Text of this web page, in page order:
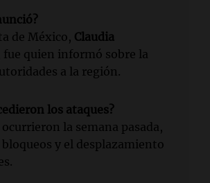
de México, Claudia
fue quien informó sobre la
a la región.
los ataques?
la semana pasada,
y el desplazamiento